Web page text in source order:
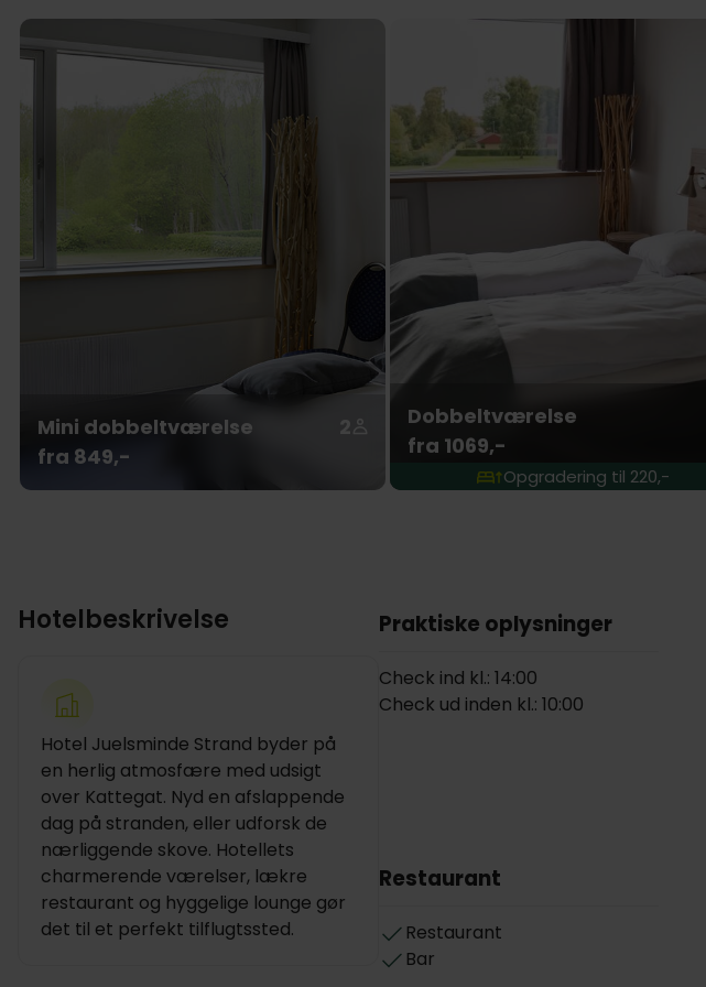
Mini dobbeltværelse
2
fra 849,-
Dobbeltværelse
fra 1069,-
Opgradering til 220,-
Hotelbeskrivelse
Hotel Juelsminde Strand byder på
en herlig atmosfære med udsigt
over Kattegat. Nyd en afslappende
dag på stranden, eller udforsk de
nærliggende skove. Hotellets
charmerende værelser, lækre
restaurant og hyggelige lounge gør
det til et perfekt tilflugtssted.
Praktiske oplysninger
Check ind kl.: 14:00
Check ud inden kl.: 10:00
Restaurant
Restaurant
Bar